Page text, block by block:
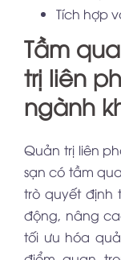
Tích hợp
Tầm
trị liên
ngành
Quản trị liên
sạn có tầm
trò quyết định
động, nâng
tối ưu hóa